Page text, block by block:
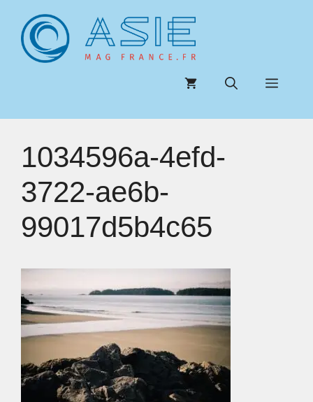
contenu
Menu
1034596a-4efd-
3722-ae6b-
99017d5b4c65